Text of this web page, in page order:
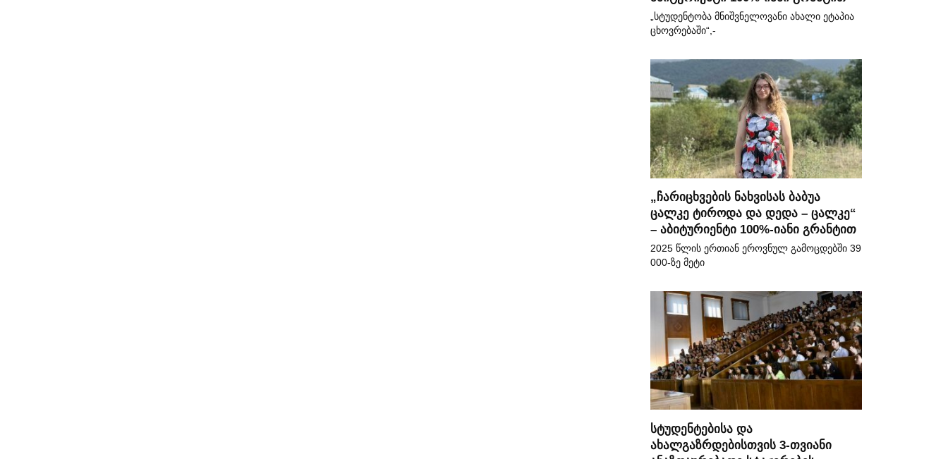
„სტუდენტობა მნიშვნელოვანი ახალი ეტაპია
ცხოვრებაში“,-
„ჩარიცხვების ნახვისას ბაბუა
ცალკე ტიროდა და დედა – ცალკე“
– აბიტურიენტი 100%-იანი გრანტით
2025 წლის ერთიან ეროვნულ გამოცდებში 39
000-ზე მეტი
სტუდენტებისა და
ახალგაზრდებისთვის 3-თვიანი